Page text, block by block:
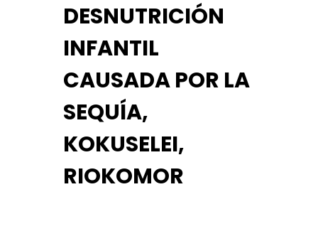
DESNUTRICIÓN
INFANTIL
CAUSADA POR LA
SEQUÍA,
KOKUSELEI,
RIOKOMOR